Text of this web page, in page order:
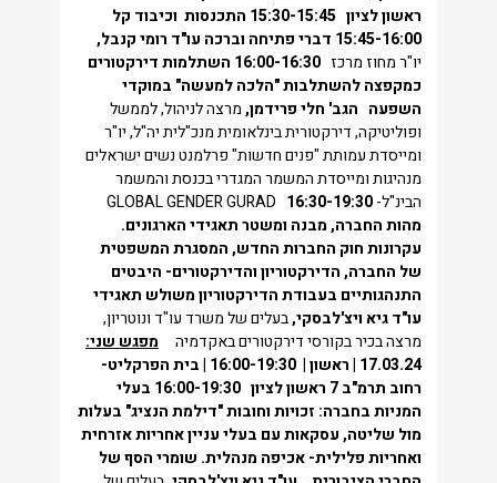
ראשון לציון 15:30-15:45 התכנסות וכיבוד קל
15:45-16:00 דברי פתיחה וברכה עו"ד רומי קנבל,
יו"ר מחוז מרכז 16:00-16:30 השתלמות דירקטורים
כמקפצה להשתלבות "הלכה למעשה" במוקדי
השפעה הגב' חלי פרידמן,מרצה לניהול, לממשל
ופוליטיקה, דירקטורית בינלאומית מנכ"לית יה"ל, יו"ר
ומייסדת עמותת "פנים חדשות" פרלמנט נשים ישראלים
מנהיגות ומייסדת המשמר המגדרי בכנסת והמשמר
הבינ"ל- GLOBAL GENDER GURAD16:30-19:30
מהות החברה, מבנה ומשטר תאגידי הארגונים.
עקרונות חוק החברות החדש, המסגרת המשפטית
של החברה, הדירקטוריון והדירקטורים- היבטים
התנהגותיים בעבודת הדירקטוריון משולש תאגידי
עו"ד גיא ויצ'לבסקי,בעלים של משרד עו"ד ונוטריון,
מרצה בכיר בקורסי דירקטורים באקדמיה מפגש שני:
17.03.24 | ראשון | 16:00-19:30 | בית הפרקליט-
רחוב תרמ"ב 7 ראשון לציון
16:00-19:30 בעלי
המניות בחברה: זכויות וחובות"דילמת הנציג" בעלות
מול שליטה, עסקאות עם בעלי ענייןאחריות אזרחית
ואחריות פלילית- אכיפה מנהלית. שומרי הסף של